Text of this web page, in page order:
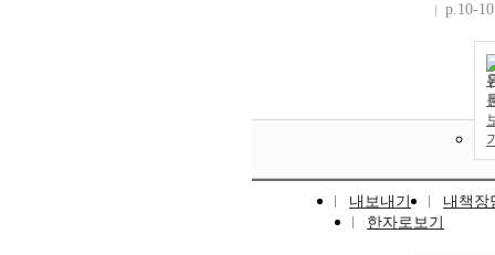
p.10-10
내보내기
내책장
한자로보기